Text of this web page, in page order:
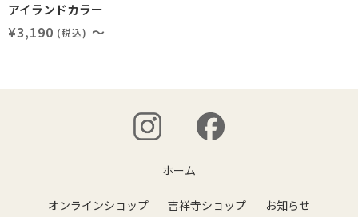
アイランドカラー
¥3,190 (税込) ～
ホーム
オンラインショップ 吉祥寺ショップ お知らせ